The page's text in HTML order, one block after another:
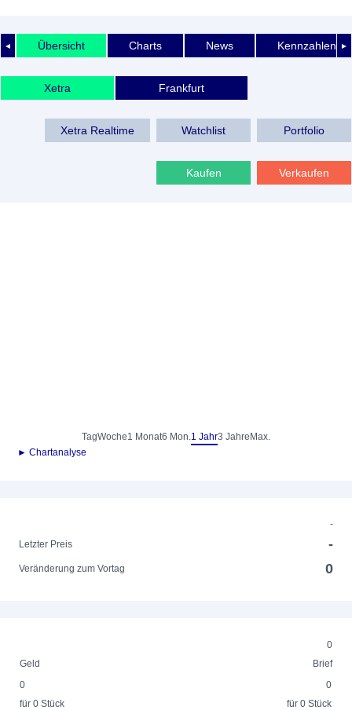
◄ ►
Übersicht Charts News Kennzahlen
Xetra Frankfurt
Xetra Realtime Watchlist Portfolio
Kaufen Verkaufen
TagWoche1 Monat6 Mon.1 Jahr3 Jahre Max.
► Chartanalyse
-
Letzter Preis
-
Veränderung zum Vortag 0
0
Geld
Brief
0
für 0 Stück
0
für 0 Stück